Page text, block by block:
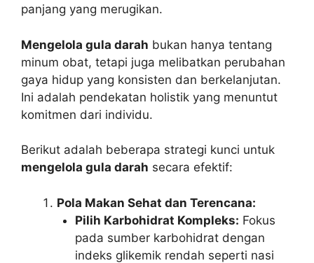
panjang yang merugikan.
Mengelola gula darah bukan hanya tentang
minum obat, tetapi juga melibatkan perubahan
gaya hidup yang konsisten dan berkelanjutan.
Ini adalah pendekatan holistik yang menuntut
komitmen dari individu.
Berikut adalah beberapa strategi kunci untuk
mengelola gula darah secara efektif:
Pola Makan Sehat dan Terencana:
Pilih Karbohidrat Kompleks: Fokus
pada sumber karbohidrat dengan
indeks glikemik rendah seperti nasi